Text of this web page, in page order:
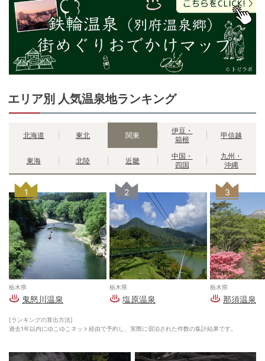
エリア別 人気温泉地ランキング
北海道 東北 関東
伊豆・
箱根
甲信越
東海 北陸 近畿
中国・
四国
九州・
沖縄
1
栃木県
鬼怒川温泉
2
栃木県
塩原温泉
3
栃木県
那須温泉
[ランキングの算出方法]
過去1年以内にゆこゆこネット経由で予約し、実際に宿泊された件数の集計結果です。